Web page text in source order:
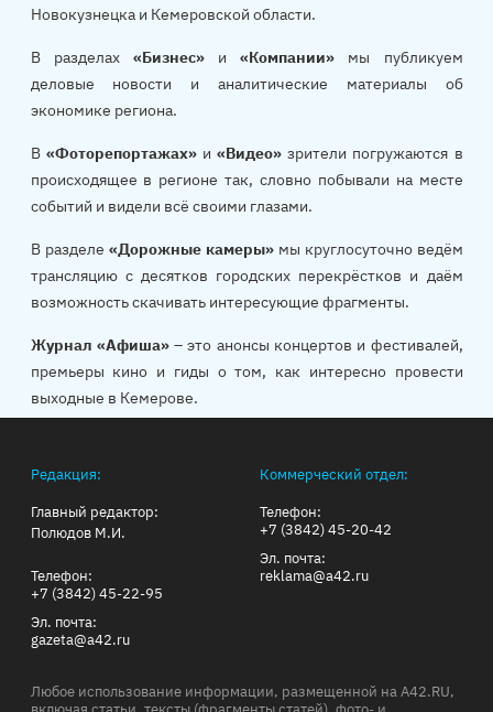
Новокузнецка и Кемеровской области.
В разделах «Бизнес»и«Компании» мы публикуем
деловые новости и аналитические материалы об
экономике региона.
В «Фоторепортажах»и«Видео» зрители погружаются в
происходящее в регионе так, словно побывали на месте
событий и видели всё своими глазами.
В разделе «Дорожные камеры»мы круглосуточно ведём
трансляцию с десятков городских перекрёстков и даём
возможность скачивать интересующие фрагменты.
Журнал «Афиша»– это анонсы концертов и фестивалей,
премьеры кино и гиды о том, как интересно провести
выходные в Кемерове.
Редакция:
Главный редактор:
Полюдов М.И.
Телефон:
+7 (3842) 45-22-95
Эл. почта:
gazeta@a42.ru
Коммерческий отдел:
Телефон:
+7 (3842) 45-20-42
Эл. почта:
reklama@a42.ru
Любое использование информации, размещенной на A42.RU,